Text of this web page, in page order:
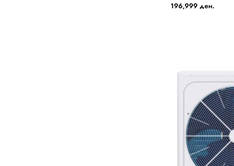
196,999 ден.